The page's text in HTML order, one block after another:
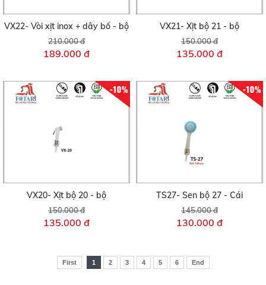
VX22- Vòi xịt inox + dây bố - bộ
210.000 đ
189.000 đ
VX21- Xịt bộ 21 - bộ
150.000 đ
135.000 đ
-10%
VX20- Xịt bộ 20 - bộ
150.000 đ
135.000 đ
-10%
TS27- Sen bộ 27 - Cái
145.000 đ
130.000 đ
First 1 2 3 4 5 6 End